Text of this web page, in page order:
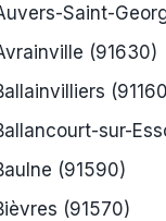
Saint-
(91630)
sur-
(91590)
(91570)